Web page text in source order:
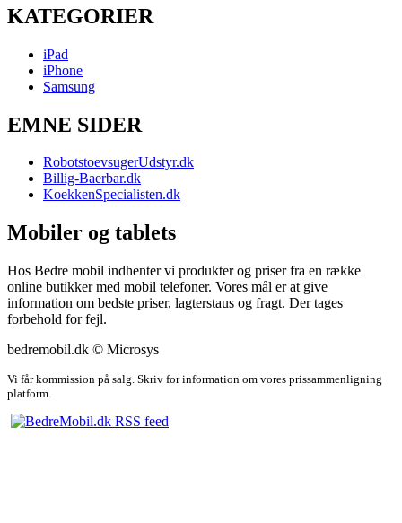
KATEGORIER
iPad
iPhone
Samsung
EMNE SIDER
RobotstoevsugerUdstyr.dk
Billig-Baerbar.dk
KoekkenSpecialisten.dk
Mobiler og tablets
Hos Bedre mobil indhenter vi produkter og priser fra en række
online butikker med mobil telefoner. Vores mål er at give
information om bedste priser, lagterstaus og fragt. Der tages
forbehold for fejl.
bedremobil.dk © Microsys
Vi får kommission på salg. Skriv for information om vores prissammenligning
platform.